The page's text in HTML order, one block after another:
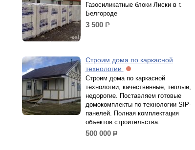
Газосиликатные блоки Лиски в г.
Белгороде
3 500 р.
Строим дома по каркасной
технологии
Строим дома по каркасной
технологии, качественные, теплые,
недорогие. Поставляем готовые
домокомплекты по технологии SIP-
панелей. Полная комплектация
объектов строительства.
500 000 р.